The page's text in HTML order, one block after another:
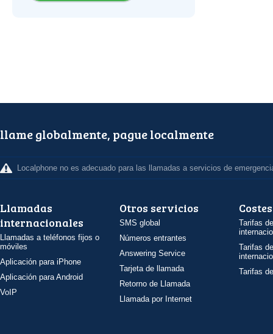
llame globalmente, pague localmente
Localphone no es adecuado para las llamadas a servicios de
Llamadas
internacionales
Llamadas a teléfonos fijos o
móviles
Aplicación para iPhone
Aplicación para Android
VoIP
Otros servicios
SMS global
Números entrantes
Answering Service
Tarjeta de llamada
Retorno de Llamada
Llamada por Internet
Costes
Tarifas
Tarifas
Tarifas